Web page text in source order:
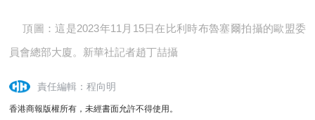
頂圖：這是2023年11月15日在比利時布魯塞爾拍攝的歐盟委
員會總部大廈。新華社記者趙丁喆攝
責任編輯：程向明
香港商報版權所有，未經書面允許不得使用。